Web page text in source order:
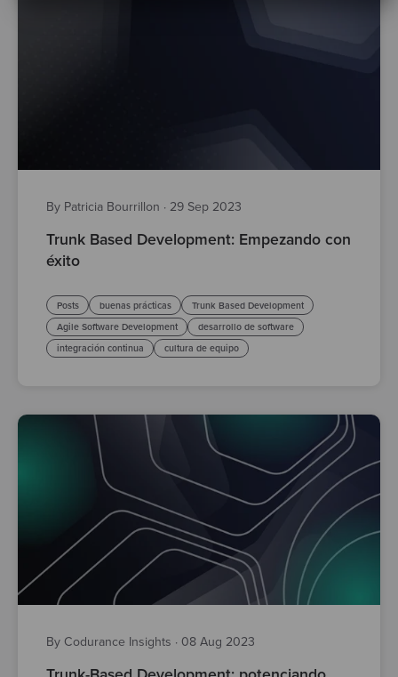
By Patricia Bourrillon · 29 Sep 2023
Trunk Based Development: Empezando con
éxito
Posts buenas prácticas
Trunk Based Development
Agile Software Development
desarrollo de software
integración continua
cultura de equipo
By Codurance Insights · 08 Aug 2023